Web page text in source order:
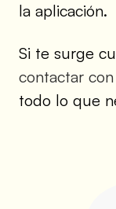
la aplicación.
Si te surge
contactar
todo lo que